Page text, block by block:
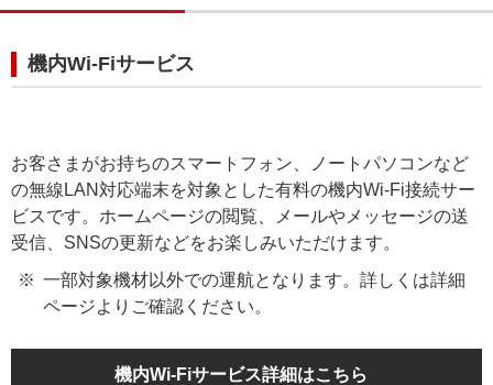
機内Wi-Fiサービス
お客さまがお持ちのスマートフォン、ノートパソコンなど
の無線LAN対応端末を対象とした有料の機内Wi-Fi接続サー
ビスです。ホームページの閲覧、メールやメッセージの送
受信、SNSの更新などをお楽しみいただけます。
一部対象機材以外での運航となります。詳しくは詳細
ページよりご確認ください。
機内Wi-Fiサービス詳細はこちら